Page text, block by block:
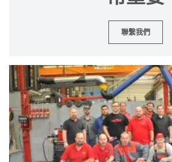
聯繫我們